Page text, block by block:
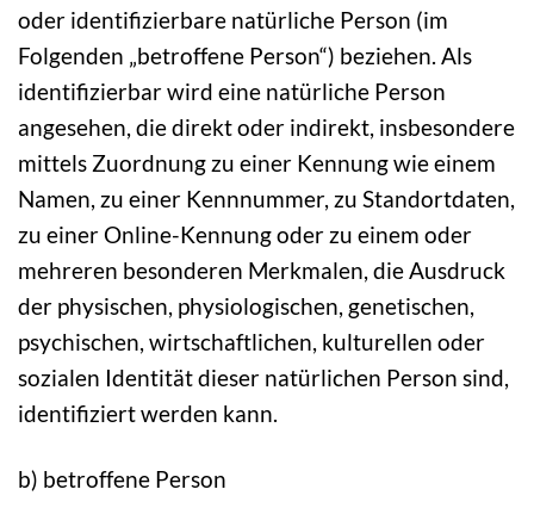
oder identifizierbare natürliche Person (im
Folgenden „betroffene Person“) beziehen. Als
identifizierbar wird eine natürliche Person
angesehen, die direkt oder indirekt, insbesondere
mittels Zuordnung zu einer Kennung wie einem
Namen, zu einer Kennnummer, zu Standortdaten,
zu einer Online-Kennung oder zu einem oder
mehreren besonderen Merkmalen, die Ausdruck
der physischen, physiologischen, genetischen,
psychischen, wirtschaftlichen, kulturellen oder
sozialen Identität dieser natürlichen Person sind,
identifiziert werden kann.
b) betroffene Person